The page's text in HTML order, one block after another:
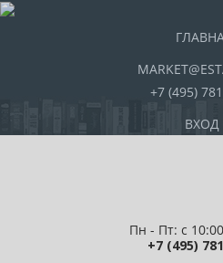
+7 (495)
ВХОД
Пн - Пт: с
+7 (495)